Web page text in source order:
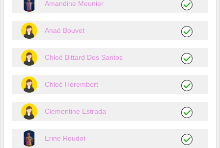
Amandine Meunier
Anaé Bouvet
Chloé Bittard Dos Santos
Chloé Herembert
Clementine Estrada
Erine Roudot